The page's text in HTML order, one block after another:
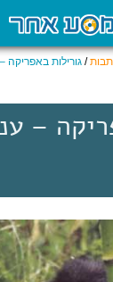
/ גורילות באפריקה
–